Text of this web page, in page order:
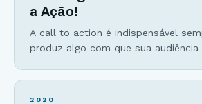
a Ação!
A call to action é indispensável
produz algo com que sua audiência
conteúdo, comente, se inscreva na
2020